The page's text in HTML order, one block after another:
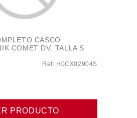
CASCO
COMET DV, TALLA S
Ref: H0CX02904S
PRODUCTO